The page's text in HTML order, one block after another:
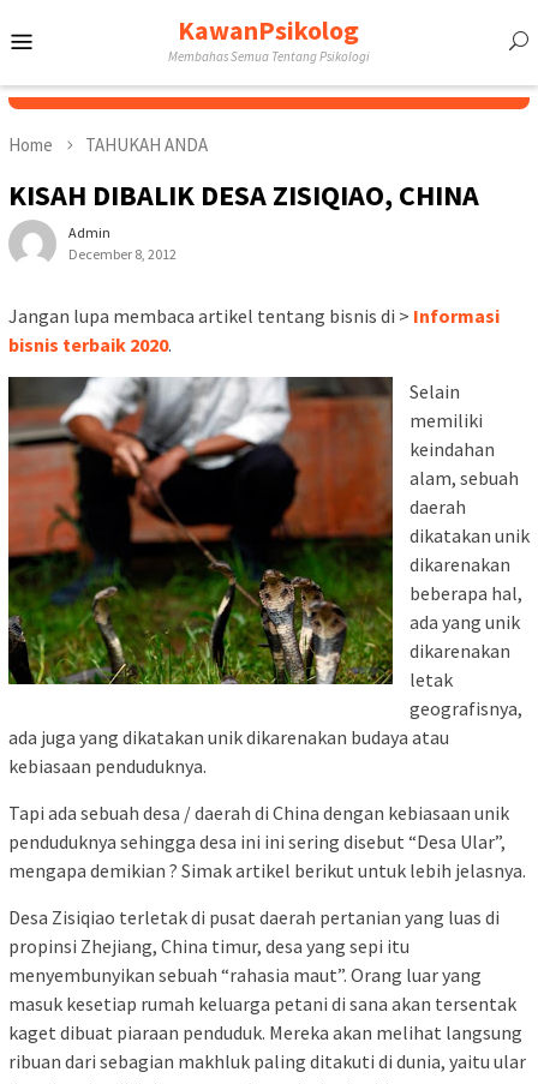
to
KawanPsikolog
Membahas Semua Tentang Psikologi
Home TAHUKAH ANDA
KISAH DIBALIK DESA ZISIQIAO, CHINA
Admin
December 8, 2012
Jangan lupa membaca artikel tentang bisnis di > Informasi
bisnis terbaik 2020.
Selain
memiliki
keindahan
alam, sebuah
daerah
dikatakan unik
dikarenakan
beberapa hal,
ada yang unik
dikarenakan
letak
geografisnya,
ada juga yang dikatakan unik dikarenakan budaya atau
kebiasaan penduduknya.
Tapi ada sebuah desa / daerah di China dengan kebiasaan unik
penduduknya sehingga desa ini ini sering disebut “Desa Ular”,
mengapa demikian ? Simak artikel berikut untuk lebih jelasnya.
Desa Zisiqiao terletak di pusat daerah pertanian yang luas di
propinsi Zhejiang, China timur, desa yang sepi itu
menyembunyikan sebuah “rahasia maut”. Orang luar yang
masuk kesetiap rumah keluarga petani di sana akan tersentak
kaget dibuat piaraan penduduk. Mereka akan melihat langsung
ribuan dari sebagian makhluk paling ditakuti di dunia, yaitu ular